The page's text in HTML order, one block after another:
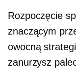
Rozpoczęcie
znaczącym
owocną
zanurzysz